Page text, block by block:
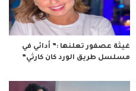
غيثة عصفور تعلنها :” أدائي في
مسلسل طريق الورد كان كارثي”